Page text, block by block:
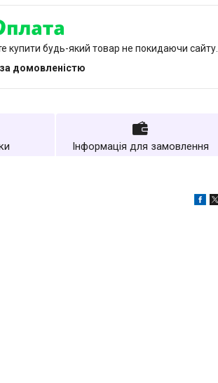
купити будь-який товар не покидаючи сайту.
за домовленістю
Інформація для замовлення